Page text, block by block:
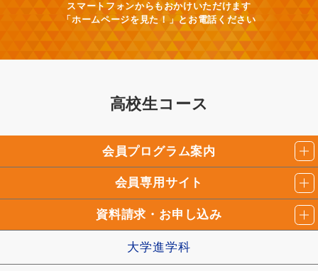
スマートフォンからもおかけいただけます
「ホームページを見た！」とお電話ください
高校生コース
会員プログラム案内
会員専用サイト
資料請求・お申し込み
大学進学科